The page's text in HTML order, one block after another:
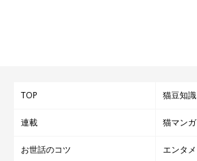
TOP 猫豆知識
連載 猫マンガ
お世話のコツ エンタメ